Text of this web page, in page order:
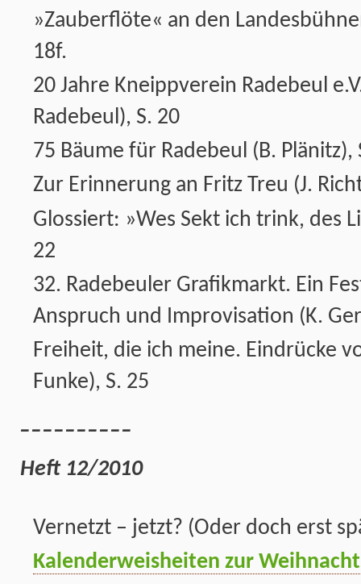
»Zauberflöte« an den
18f.
20 Jahre Kneippverein Radebeul
Radebeul), S. 20
75 Bäume für Radebeul (B. Plänitz),
Zur Erinnerung an Fritz Treu (J.
Glossiert: »Wes Sekt ich trink, des
22
32. Radebeuler Grafikmarkt. Ein
Anspruch und Improvisation (K.
Freiheit, die ich meine. Eindrücke
Funke), S. 25
Heft 12/2010
Vernetzt – jetzt? (Oder doch erst
Kalenderweisheiten zur